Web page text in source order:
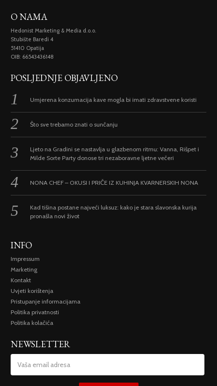
O NAMA
Hedonist Marketing & Media d.o.o.
Stubište Baredi 4
51410 Opatija
OIB: 66543436148
POSLJEDNJE OBJAVLJENO
Umjerena konzumacija kave mogla bi imati zdravstvene koristi
Što sve trebamo znati o sunčanju
Ljeto na Gradini se nastavlja u glazbenom ritmu: Vanna, Rišpet i
Milde Sorte Party donose tri nezaboravne ljetne večeri
NONA CHEF – OKUSI I PRIČE IZ KUHINJA KVARNERSKIH NONA
Kad tišina postane najveći luksuz: kako je stara slavonska kurija
pronašla novi život
INFO
Impressum
Marketing
Kontakt
Uvjeti korištenja
Pristupanje informacijama
Politika privatnosti
Politika kolačića
NEWSLETTER